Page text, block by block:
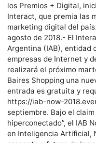
los Premios + Digital,
Interact, que premia las
marketing digital del
agosto de 2018.- El
Argentina (IAB), entidad
empresas de Internet y
realizará el próximo
Baires Shopping una
entrada es gratuita y
https://iab-now-
septiembre. Bajo el
hiperconectado”, el IAB
en Inteligencia Artificial,